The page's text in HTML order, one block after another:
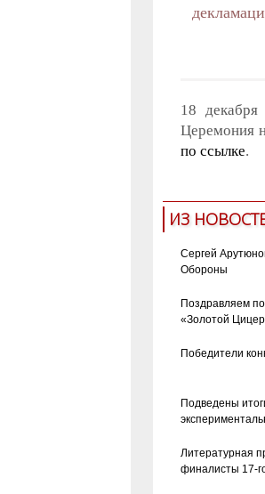
18 декабря
Церемония
по ссылке.
ИЗ
Сергей
Обороны
Поздравляем
«Золотой
Победители
Подведены
Литературная
финалисты 17-